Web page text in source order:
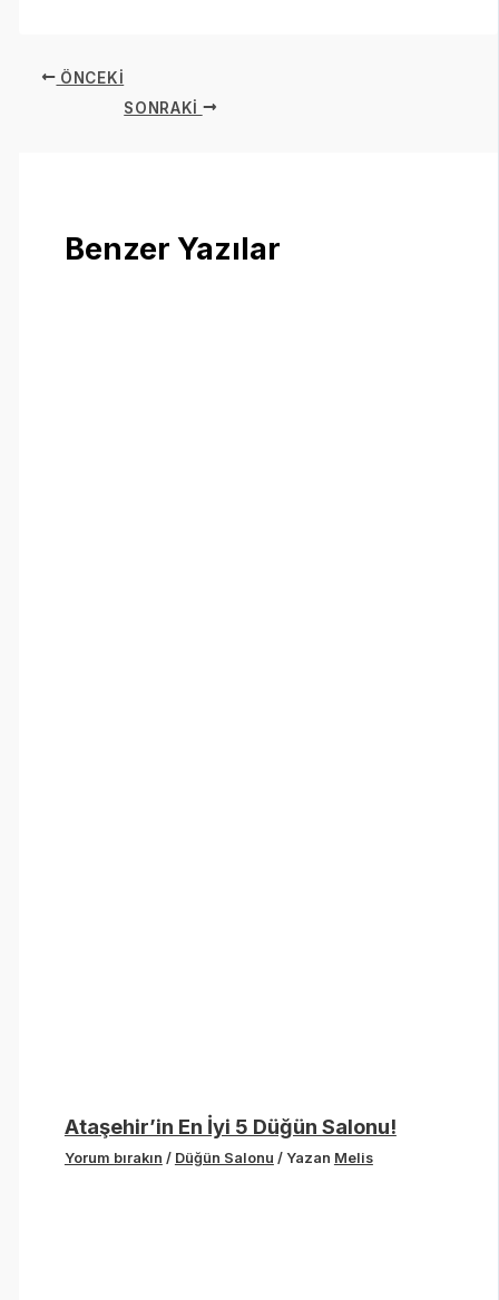
ÖNCEKI
SONRAKI
Benzer Yazılar
Ataşehir’in En İyi 5 Düğün Salonu!
Yorum bırakın / Düğün Salonu / Yazan Melis